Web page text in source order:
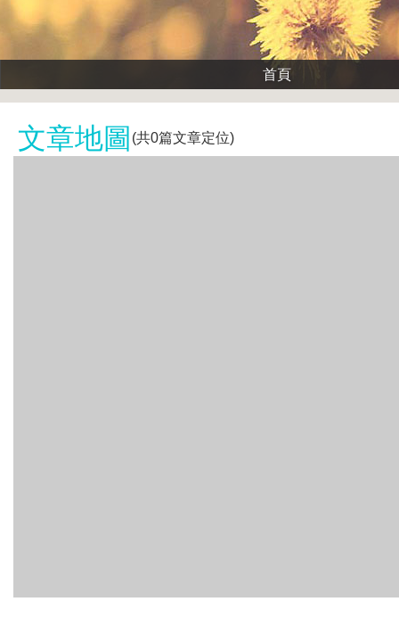
首頁
文章地圖 (共0篇文章定位)